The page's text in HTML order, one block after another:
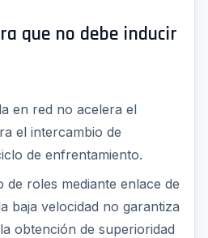
que no debe inducir
en red no acelera el
el intercambio de
de enfrentamiento.
roles mediante enlace de
baja velocidad no garantiza
obtención de superioridad